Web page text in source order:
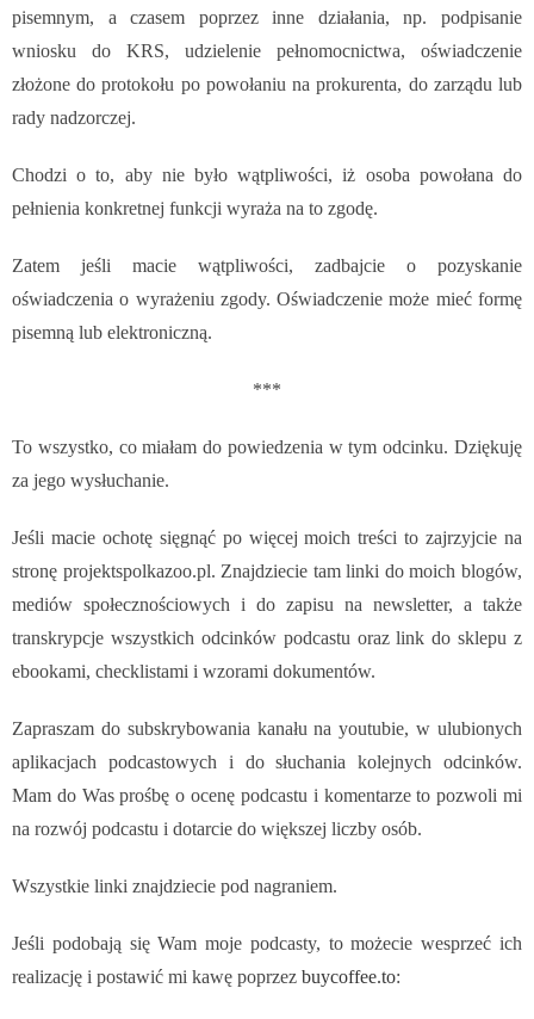
pisemnym, a czasem poprzez inne działania, np. podpisanie
wniosku do KRS, udzielenie pełnomocnictwa, oświadczenie
złożone do protokołu po powołaniu na prokurenta, do zarządu lub
rady nadzorczej.
Chodzi o to, aby nie było wątpliwości, iż osoba powołana do
pełnienia konkretnej funkcji wyraża na to zgodę.
Zatem jeśli macie wątpliwości, zadbajcie o pozyskanie
oświadczenia o wyrażeniu zgody. Oświadczenie może mieć formę
pisemną lub elektroniczną.
***
To wszystko, co miałam do powiedzenia w tym odcinku. Dziękuję
za jego wysłuchanie.
Jeśli macie ochotę sięgnąć po więcej moich treści to zajrzyjcie na
stronę projektspolkazoo.pl. Znajdziecie tam linki do moich blogów,
mediów społecznościowych i do zapisu na newsletter, a także
transkrypcje wszystkich odcinków podcastu oraz link do sklepu z
ebookami, checklistami i wzorami dokumentów.
Zapraszam do subskrybowania kanału na youtubie, w ulubionych
aplikacjach podcastowych i do słuchania kolejnych odcinków.
Mam do Was prośbę o ocenę podcastu i komentarze to pozwoli mi
na rozwój podcastu i dotarcie do większej liczby osób.
Wszystkie linki znajdziecie pod nagraniem.
Jeśli podobają się Wam moje podcasty, to możecie wesprzeć ich
realizację i postawić mi kawę poprzez buycoffee.to: